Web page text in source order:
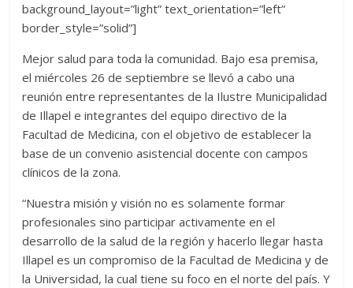
background_layout=”light” text_orientation=”left”
border_style=”solid”]
Mejor salud para toda la comunidad. Bajo esa premisa,
el miércoles 26 de septiembre se llevó a cabo una
reunión entre representantes de la Ilustre Municipalidad
de Illapel e integrantes del equipo directivo de la
Facultad de Medicina, con el objetivo de establecer la
base de un convenio asistencial docente con campos
clínicos de la zona.
“Nuestra misión y visión no es solamente formar
profesionales sino participar activamente en el
desarrollo de la salud de la región y hacerlo llegar hasta
Illapel es un compromiso de la Facultad de Medicina y de
la Universidad, la cual tiene su foco en el norte del país. Y